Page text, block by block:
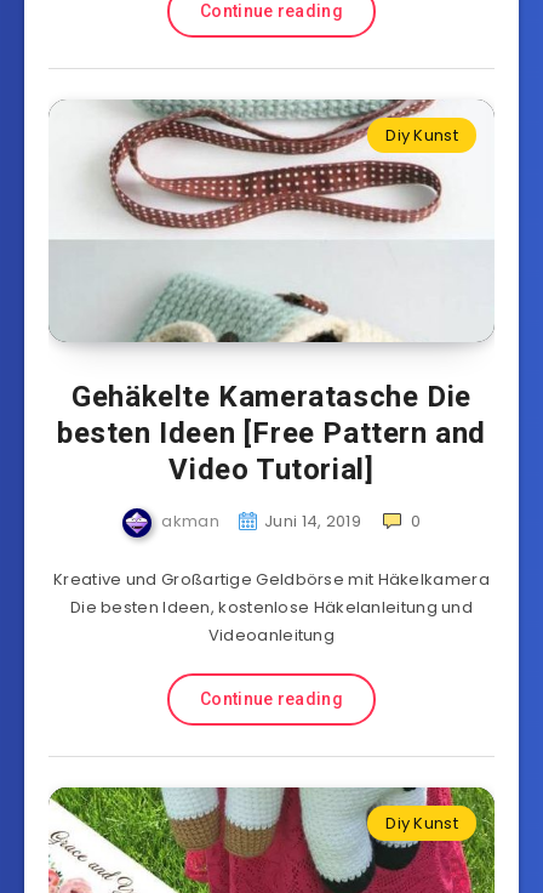
Continue reading
Diy Kunst
Gehäkelte Kameratasche Die
besten Ideen [Free Pattern and
Video Tutorial]
akman Juni 14, 2019 0
Kreative und Großartige Geldbörse mit Häkelkamera
Die besten Ideen, kostenlose Häkelanleitung und
Videoanleitung
Continue reading
Diy Kunst